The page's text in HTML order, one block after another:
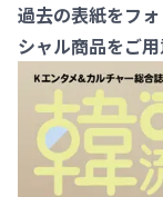
過去の表紙をフ
シャル商品をご用